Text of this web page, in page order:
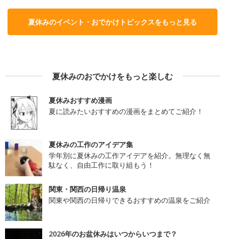
夏休みのイベント・おでかけトピックスをもっと見る
夏休みのおでかけをもっと楽しむ
夏休みおすすめ漫画
夏に読みたいおすすめの漫画をまとめてご紹介！
夏休みの工作のアイデア集
学年別に夏休みの工作アイデアを紹介。無理なく無
駄なく、自由工作に取り組もう！
関東・関西の日帰り温泉
関東や関西の日帰りできるおすすめの温泉をご紹介
2026年のお盆休みはいつからいつまで？